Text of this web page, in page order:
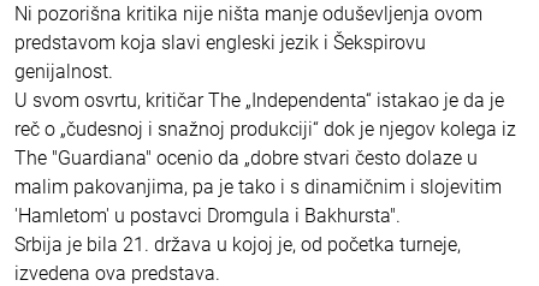
Ni pozorišna kritika nije ništa manje oduševljenja ovom
predstavom koja slavi engleski jezik i Šekspirovu
genijalnost.
U svom osvrtu, kritičar The „Independenta“ istakao je da je
reč o „čudesnoj i snažnoj produkciji“ dok je njegov kolega iz
The "Guardiana" ocenio da „dobre stvari često dolaze u
malim pakovanjima, pa je tako i s dinamičnim i slojevitim
'Hamletom' u postavci Dromgula i Bakhursta".
Srbija je bila 21. država u kojoj je, od početka turneje,
izvedena ova predstava.